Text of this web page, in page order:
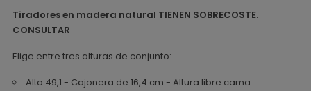
Tiradores en madera natural TIENEN SOBRECOSTE.
CONSULTAR
Elige entre tres alturas de conjunto:
Alto 49,1 - Cajonera de 16,4 cm - Altura libre cama